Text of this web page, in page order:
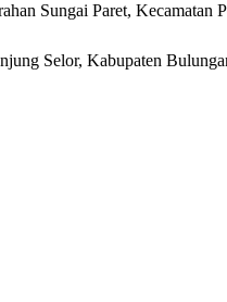
Sungai Paret, Kecamatan
Selor, Kabupaten